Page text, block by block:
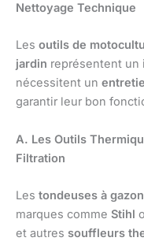
Nettoyage Technique
Les outils de
jardin représentent un
nécessitent un
garantir leur bon
A. Les Outils
Filtration
Les tondeuses à gazon
marques comme Stihl
et autres souffleurs